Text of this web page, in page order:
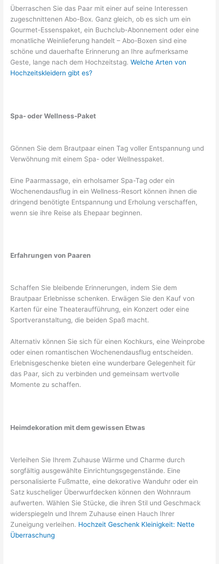
Überraschen Sie das Paar mit einer auf seine Interessen
zugeschnittenen Abo-Box. Ganz gleich, ob es sich um ein
Gourmet-Essenspaket, ein Buchclub-Abonnement oder eine
monatliche Weinlieferung handelt – Abo-Boxen sind eine
schöne und dauerhafte Erinnerung an Ihre aufmerksame
Geste, lange nach dem Hochzeitstag.Welche Arten von
Hochzeitskleidern gibt es?
Spa- oder Wellness-Paket
Gönnen Sie dem Brautpaar einen Tag voller Entspannung und
Verwöhnung mit einem Spa- oder Wellnesspaket.
Eine Paarmassage, ein erholsamer Spa-Tag oder ein
Wochenendausflug in ein Wellness-Resort können ihnen die
dringend benötigte Entspannung und Erholung verschaffen,
wenn sie ihre Reise als Ehepaar beginnen.
Erfahrungen von Paaren
Schaffen Sie bleibende Erinnerungen, indem Sie dem
Brautpaar Erlebnisse schenken. Erwägen Sie den Kauf von
Karten für eine Theateraufführung, ein Konzert oder eine
Sportveranstaltung, die beiden Spaß macht.
Alternativ können Sie sich für einen Kochkurs, eine Weinprobe
oder einen romantischen Wochenendausflug entscheiden.
Erlebnisgeschenke bieten eine wunderbare Gelegenheit für
das Paar, sich zu verbinden und gemeinsam wertvolle
Momente zu schaffen.
Heimdekoration mit dem gewissen Etwas
Verleihen Sie Ihrem Zuhause Wärme und Charme durch
sorgfältig ausgewählte Einrichtungsgegenstände. Eine
personalisierte Fußmatte, eine dekorative Wanduhr oder ein
Satz kuscheliger Überwurfdecken können den Wohnraum
aufwerten. Wählen Sie Stücke, die ihren Stil und Geschmack
widerspiegeln und Ihrem Zuhause einen Hauch Ihrer
Zuneigung verleihen. Hochzeit Geschenk Kleinigkeit: Nette
Überraschung